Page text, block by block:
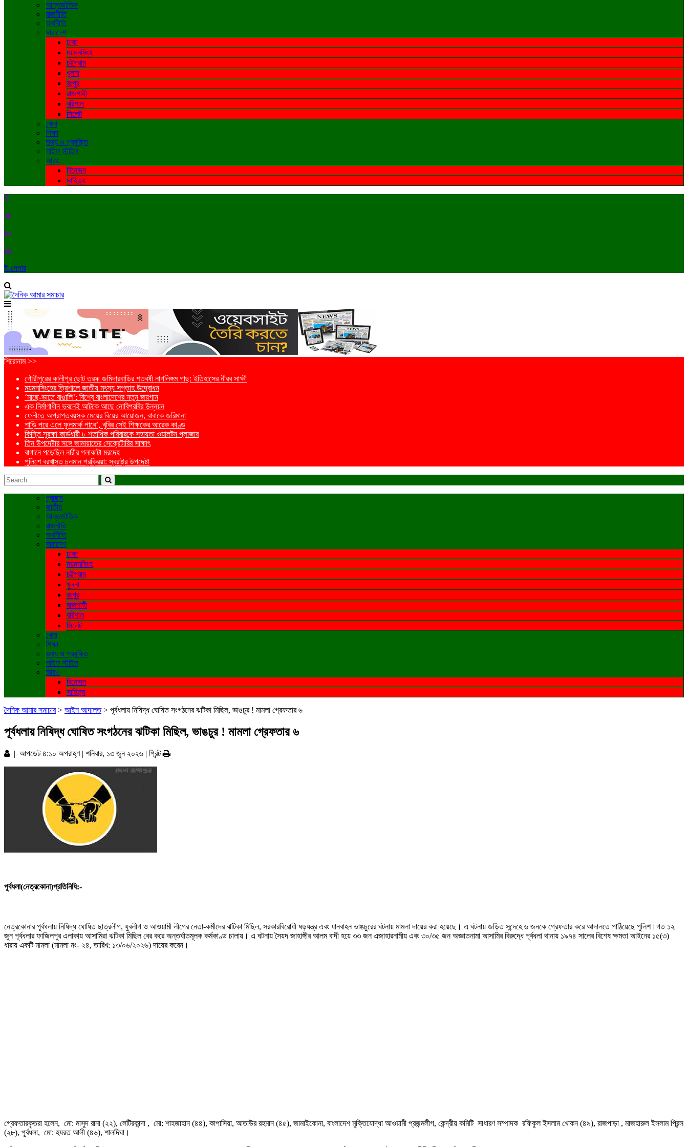
আন্তর্জাতিক
রাজনীতি
অর্থনীতি
সারাদেশ
ঢাকা
ময়মনসিংহ
চট্টগ্রাম
খুলনা
রংপুর
রাজশাহী
বরিশাল
সিলেট
খেলা
শিক্ষা
তথ্য ও প্রযুক্তি
লাইফ স্টাইল
আরও
বিনোদন
সাহিত্য
ই-পেপার
শিরোনাম >>
গৌরীপুরের কালীপুর ছোট তরফ জমিদারবাড়ির শতবর্ষী নাগলিঙ্গম গাছ: ইতিহাসের নীরব সাক্ষী
ময়মনসিংহের ত্রিশালে জাতীয় মৎস্য সপ্তাহ উদ্বোধন
‘মাছে-ভাতে বাঙালি’: বিশ্বে বাংলাদেশের নতুন জয়গান
এক নির্মাণাধীন ভবনেই আটকে আছে নোবিপ্রবির উন্নয়ন
ফেনীতে অপ্রাপ্তবয়স্ক মেয়ের বিয়ের আয়োজন, বাবাকে জরিমানা
শাড়ি পরে এলে ফুলমার্ক পাবে’, খুবির সেই শিক্ষকের আরেক কাণ্ড
কিস্তি সুরক্ষা কার্ডধারী ৮ শতাধিক পরিবারকে সহায়তা ওয়ালটন প্লাজার
তিন উপদেষ্টার সঙ্গে জামায়াতের সেক্রেটারির সাক্ষাৎ
বাগানে পড়েছিল নারীর গলাকাটা মরদেহ
পু‌লি‌শে বরখাস্ত চলমান প্রক্রিয়া: স্বরাষ্ট্র উপদেষ্টা
প্রচ্ছদ
জাতীয়
আন্তর্জাতিক
রাজনীতি
অর্থনীতি
সারাদেশ
ঢাকা
ময়মনসিংহ
চট্টগ্রাম
খুলনা
রংপুর
রাজশাহী
বরিশাল
সিলেট
খেলা
শিক্ষা
তথ্য ও প্রযুক্তি
লাইফ স্টাইল
আরও
বিনোদন
সাহিত্য
দৈনিক আমার সমাচার> আইন আদালত> পূর্বধলায় নিষিদ্ধ ঘোষিত সংগঠনের ঝটিকা মিছিল, ভাঙচুর ! মামলা গ্রেফতার ৬
পূর্বধলায় নিষিদ্ধ ঘোষিত সংগঠনের ঝটিকা মিছিল, ভাঙচুর ! মামলা গ্রেফতার ৬
| আপডেট ৪:১০ অপরাহ্ণ | শনিবার, ১৩ জুন ২০২৬ | প্রিন্ট
পূর্বধলা(নেত্রকোনা)প্রতিনিধি:-
নেত্রকোনার পূর্বধলায় নিষিদ্ধ ঘোষিত ছাত্রলীগ, যুবলীগ ও আওয়ামী লীগের নেতা-কর্মীদের ঝটিকা মিছিল, সরকারবিরোধী ষড়যন্ত্র এবং যানবাহন ভাঙচুরের ঘটনায় মামলা দায়ের করা হয়েছে। এ ঘটনায় জড়িত সন্দেহে ৬ জনকে গ্রেফতার করে আদালতে পাঠিয়েছে পুলিশ।গত ১২
জুন পূর্বধলার ফাজিলপুর এলাকায় আসামিরা ঝটিকা মিছিল বের করে অন্তর্ঘাতমূলক কর্মকাণ্ড চালায়। এ ঘটনায় সৈয়দ জাহাঙ্গীর আলম বাদী হয়ে ৩৩ জন এজাহারনামীয় এবং ৩০/৩৫ জন অজ্ঞাতনামা আসামির বিরুদ্ধে পূর্বধলা থানায় ১৯৭৪ সালের বিশেষ ক্ষমতা আইনের ১৫(৩)
ধারায় একটি মামলা (মামলা নং- ২৪, তারিখ: ১৩/০৬/২০২৬) দায়ের করেন।
গ্রেফতারকৃতরা হলেন, মো: মাসুদ রানা (২২), লেটিরকান্দা , মো: শাহজাহান (৪৪), কাপাসিয়া, আতাউর রহমান (৪৫), জামাইকোনা, বাংলাদেশ মুক্তিযোদ্ধা আওয়ামী প্রজন্মলীগ, কেন্দ্রীয় কমিটি সাধারণ সম্পাদক রফিকুল ইসলাম খোকন (৪৯), রাজপাড়া , মাজহারুল ইসলাম প্রিন্স
(২৮), পূর্বধলা, মো: হযরত আলী (৪৬), শালদিঘা।